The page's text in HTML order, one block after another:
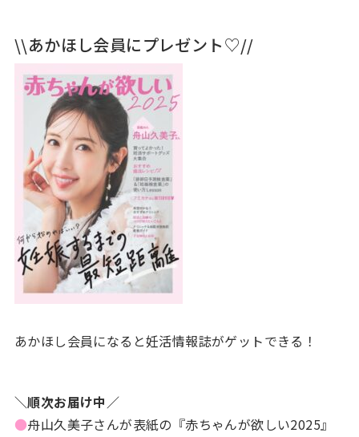
\\あかほし会員にプレゼント♡//
あかほし会員になると妊活情報誌がゲットできる！
＼順次お届け中／
●舟山久美子さんが表紙の『赤ちゃんが欲しい2025』